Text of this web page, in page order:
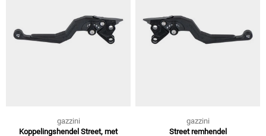
gazzini
Koppelingshendel Street, met
gazzini
Street remhendel